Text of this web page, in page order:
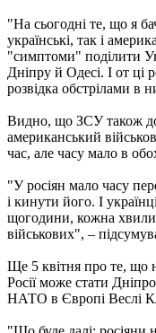
"На сьогодні те, що я
українські, так і
"симптоми" поділити
Дніпру й Одесі. І от ці
розвідка обстрілами в
Видно, що ЗСУ також
американський
час, але часу мало в
"У росіян мало часу
і кинути його. І
щогодини, кожна
військових", –
Ще 5 квітня про те, що
Росії може стати
НАТО в Європі Веслі